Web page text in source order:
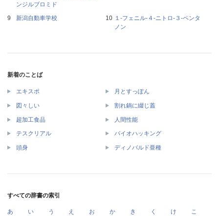
ンジルブロミド
新潟自動車学校
１‐フェニル‐４‐ニトロ‐３‐ペンタ
ノン
新着のことば
エキスポ 月とすっぽん
図々しい 割れ鍋に綴じ蓋
超加工食品 人間性能
テスクリアル バイオハッキング
頭身 ディノバルド亜種
すべての辞書の索引
あ い う え お か き く け こ